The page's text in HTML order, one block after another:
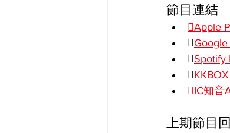
節目連結
Apple
Google
Spotify

IC知音
上期節目